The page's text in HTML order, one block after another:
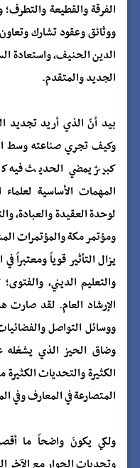
الفرقة والقطيعة
ووثائق وعقود تشارك
الدين الحنيف، واستعادة
الجديد والمتقدم.
بيد أنّ الذي أريد تجديد
وكيف تجري صناعته وسط
كبيرٌ يمضي الحديث فيه
المهمات الأساسية
لوحدة العقيدة والعبادة،
ومؤتمر مكة والمؤتمرات
يزال التأثير قوياً ومعتبراً في
والتعليم الديني،
الإرشاد العام. لقد صارت
ووسائل التواصل
وضاق الحيز الذي يشغله
الكثيرة والتحديات
المتصارعة في المعارف وفي
ولكي يكونَ واضحاً ما